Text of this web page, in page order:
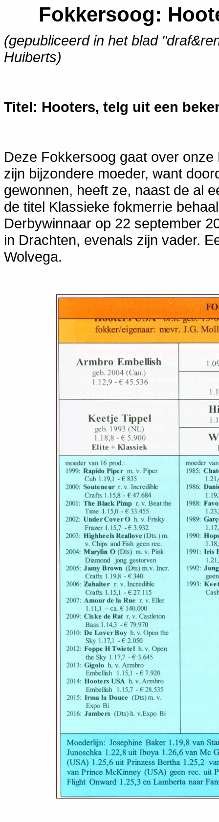
Fokkersoog:
(gepubliceerd in het blad
Huiberts)
Titel: Hooters, telg uit een
Deze Fokkersoog gaat over
zijn bijzondere moeder, want
gewonnen, heeft ze, naast de al
de titel Klassieke fokmerrie
Derbywinnaar op 22 september
in Drachten, evenals zijn vader.
Wolvega.